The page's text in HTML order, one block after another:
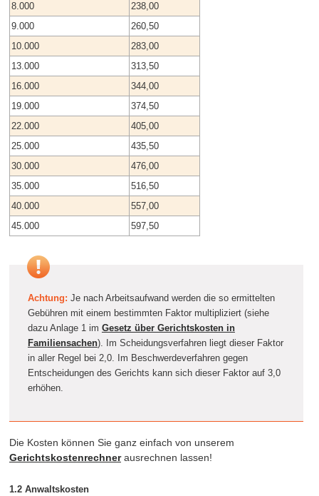
8.000
238,00
9.000
260,50
10.000
283,00
13.000
313,50
16.000
344,00
19.000
374,50
22.000
405,00
25.000
435,50
30.000
476,00
35.000
516,50
40.000
557,00
45.000
597,50
Achtung: Je nach Arbeitsaufwand werden die so ermittelten
Gebühren mit einem bestimmten Faktor multipliziert (siehe
dazu Anlage 1 im Gesetz über Gerichtskosten in
Familiensachen). Im Scheidungsverfahren liegt dieser Faktor
in aller Regel bei 2,0. Im Beschwerdeverfahren gegen
Entscheidungen des Gerichts kann sich dieser Faktor auf 3,0
erhöhen.
Die Kosten können Sie ganz einfach von unserem
Gerichtskostenrechnerausrechnen lassen!
1.2 Anwaltskosten